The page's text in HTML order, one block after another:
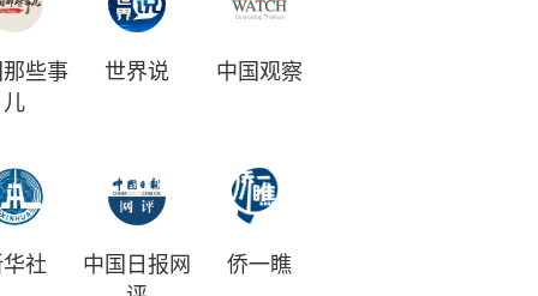
些事
儿
世界说 中国观察
社
中国日报网
侨一瞧